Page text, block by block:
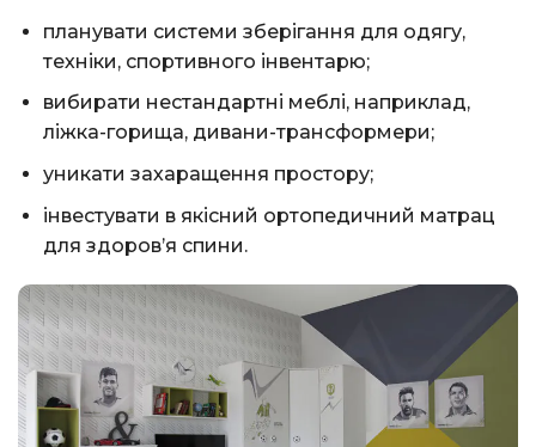
планувати системи зберігання для одягу,
техніки, спортивного інвентарю;
вибирати нестандартні меблі, наприклад,
ліжка-горища, дивани-трансформери;
уникати захаращення простору;
інвестувати в якісний ортопедичний матрац
для здоров’я спини.